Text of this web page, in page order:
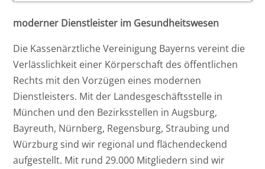
moderner Dienstleister im Gesundheitswesen
Die Kassenärztliche Vereinigung Bayerns vereint die
Verlässlichkeit einer Körperschaft des öffentlichen
Rechts mit den Vorzügen eines modernen
Dienstleisters. Mit der Landesgeschäftsstelle in
München und den Bezirksstellen in Augsburg,
Bayreuth, Nürnberg, Regensburg, Straubing und
Würzburg sind wir regional und flächendeckend
aufgestellt. Mit rund 29.000 Mitgliedern sind wir